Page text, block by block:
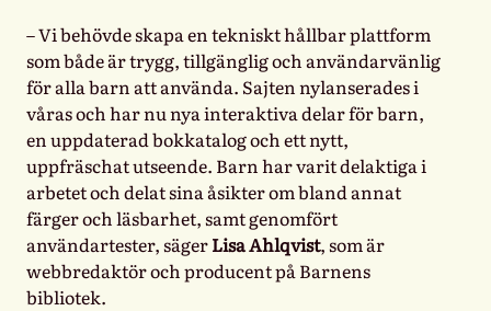
–Vi behövde skapa en tekniskt hållbar plattform
som både är trygg, tillgänglig och användarvänlig
för alla barn att använda. Sajten nylanserades i
våras och har nu nya interaktiva delar för barn,
en uppdaterad bokkatalog och ett nytt,
uppfräschat utseende. Barn har varit delaktiga i
arbetet och delat sina åsikter om bland annat
färger och läsbarhet, samt genomfört
användartester, sägerLisa Ahlqvist, som är
webbredaktör och producent på Barnens
bibliotek.